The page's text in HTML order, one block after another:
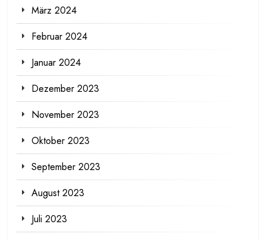
März 2024
Februar 2024
Januar 2024
Dezember 2023
November 2023
Oktober 2023
September 2023
August 2023
Juli 2023